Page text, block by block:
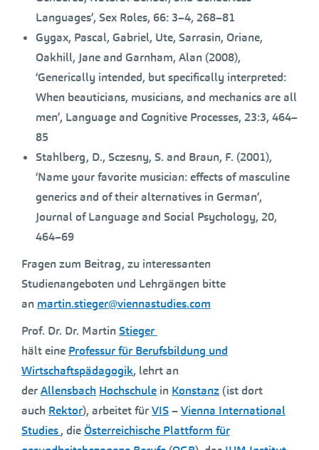
Languages’, Sex Roles, 66: 3–4, 268–81
Gygax, Pascal, Gabriel, Ute, Sarrasin, Oriane,
Oakhill, Jane and Garnham, Alan (2008),
‘Generically intended, but specifically interpreted:
When beauticians, musicians, and mechanics are all
men’, Language and Cognitive Processes, 23:3, 464–
85
Stahlberg, D., Sczesny, S. and Braun, F. (2001),
‘Name your favorite musician: effects of masculine
generics and of their alternatives in German’,
Journal of Language and Social Psychology, 20,
464–69
Fragen zum Beitrag, zu interessanten
Studienangeboten und Lehrgängen bitte
an martin.stieger@viennastudies.com
Prof. Dr. Dr. Martin Stieger
hält eine Professur für Berufsbildung und
Wirtschaftspädagogik, lehrt an
derAllensbach Hochschule in Konstanz (ist dort
auch Rektor), arbeitet fürVIS–Vienna International
Studies, dieÖsterreichische Plattform für